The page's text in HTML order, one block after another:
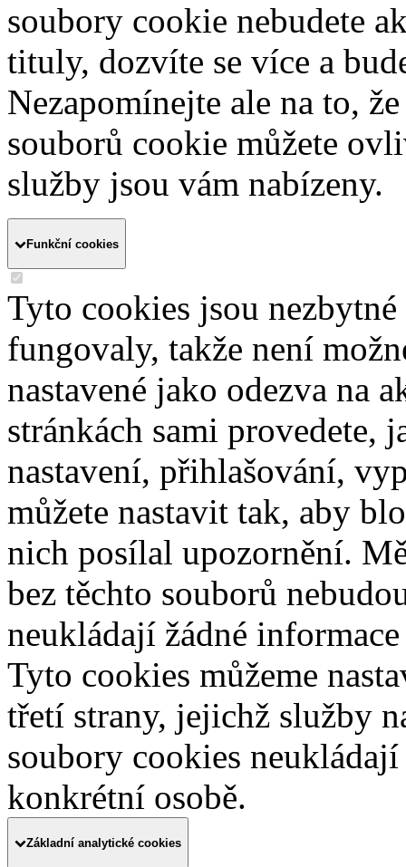
soubory cookie nebudete
tituly, dozvíte se více a
Nezapomínejte ale na to,
souborů cookie můžete
služby jsou vám nabízeny.
Funkční cookies
Tyto cookies jsou
fungovaly, takže není
nastavené jako odezva na
stránkách sami provedete,
nastavení, přihlašování,
můžete nastavit tak, aby
nich posílal upozornění.
bez těchto souborů
neukládají žádné
Tyto cookies můžeme
třetí strany, jejichž služby
soubory cookies
konkrétní osobě.
Základní analytické cookies